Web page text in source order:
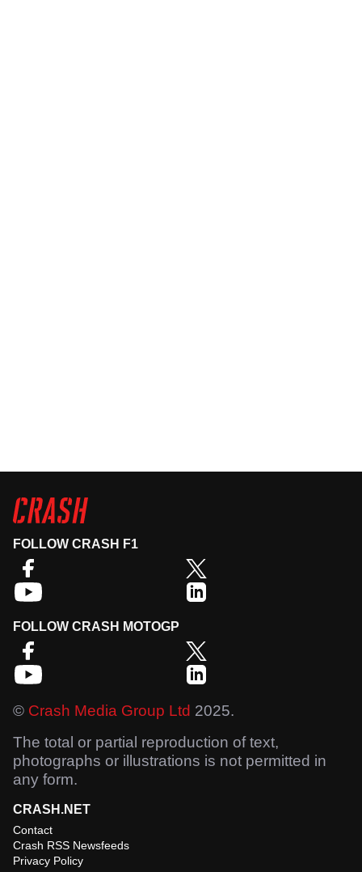
FOLLOW CRASH F1
FOLLOW CRASH MOTOGP
© Crash Media Group Ltd 2025.
The total or partial reproduction of text,
photographs or illustrations is not permitted in
any form.
CRASH.NET
Contact
Crash RSS Newsfeeds
Privacy Policy